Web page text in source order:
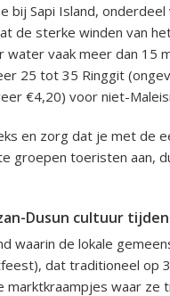
bij Sapi Island,
de sterke winden van
water vaak meer dan 15
25 tot 35 Ringgit
€4,20) voor niet-
en zorg dat je met de
groepen toeristen aan,
Dusun cultuur
waarin de lokale
dat traditioneel op
marktkraampjes waar ze